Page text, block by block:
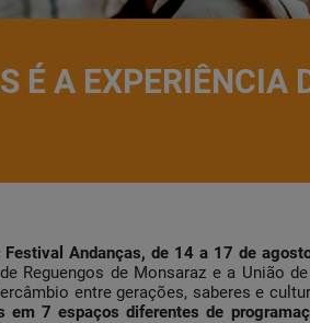
É A EXPERIÊNCIA
Festival Andanças, de 14 a 17 de
Reguengos de Monsaraz e a União
entre gerações, saberes e
em 7 espaços diferentes de